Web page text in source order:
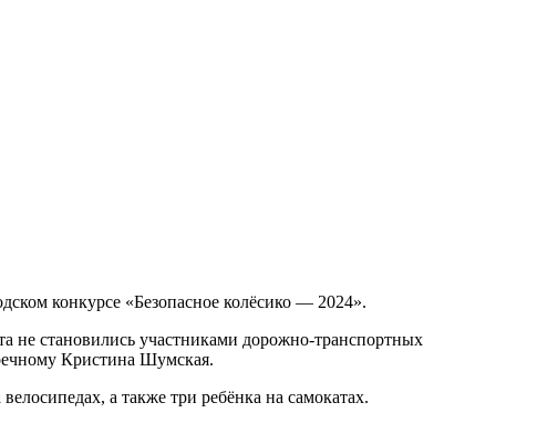
конкурсе «Безопасное колёсико — 2024».
не становились участниками дорожно-транспортных
Кристина Шумская.
а также три ребёнка на самокатах.